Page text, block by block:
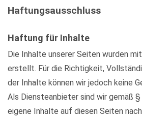
Haftungsausschluss
Haftung für Inhalte
Die Inhalte unserer Seiten wurden
erstellt. Für die Richtigkeit,
der Inhalte können wir jedoch keine
Als Diensteanbieter sind wir gemäß
eigene Inhalte auf diesen Seiten